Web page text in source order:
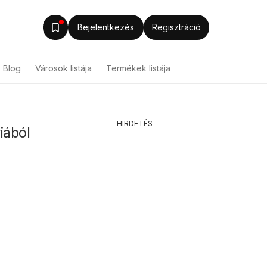
Bejelentkezés Regisztráció
Blog Városok listája Termékek listája
HIRDETÉS